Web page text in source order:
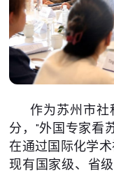
作为苏州市社
分，"外国专家看
在通过国际化学
现有国家级、省